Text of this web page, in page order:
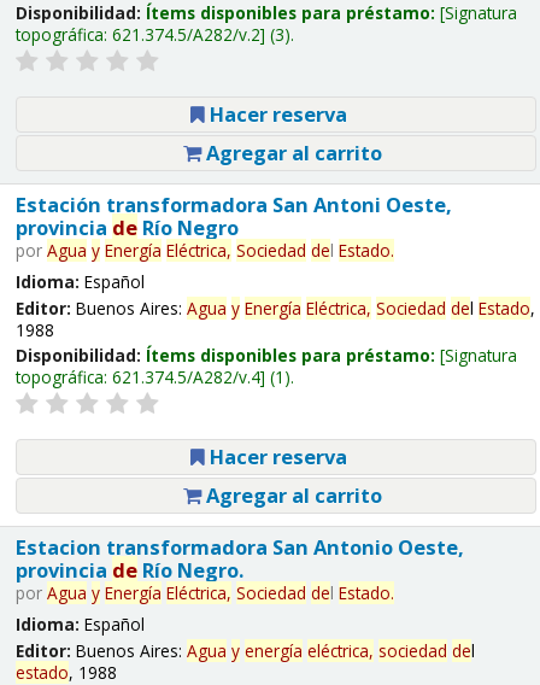
Disponibilidad: Ítems disponibles para préstamo: Signatura
topográfica: 621.374.5/A282/v.2 (3).
Hacer reserva
Agregar al carrito
Estación transformadora San Antoni Oeste,
provincia deRío Negro
por Agua y Energía Eléctrica, Sociedad del Estado.
Idioma: Español
Editor: Buenos Aires: Agua y Energía Eléctrica, Sociedad del Estado,
1988
Disponibilidad: Ítems disponibles para préstamo: Signatura
topográfica: 621.374.5/A282/v.4 (1).
Hacer reserva
Agregar al carrito
Estacion transformadora San Antonio Oeste,
provincia deRío Negro.
por Agua y Energía Eléctrica, Sociedad del Estado.
Idioma: Español
Editor: Buenos Aires: Agua y energía eléctrica, sociedad del
estado, 1988